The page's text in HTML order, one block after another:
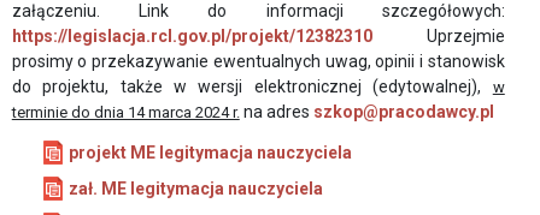
UCHWAŁA
O
SKŁADKACH
BIURA
ZWIĄZKU
załączeniu.
Link do informacji szczegółowych:
https://legislacja.rcl.gov.pl/projekt/12382310
Uprzejmie
prosimy o przekazywanie ewentualnych uwag, opinii i stanowisk
do projektu, także w wersji elektronicznej (edytowalnej), w
terminie do dnia 14 marca 2024 r.na adres szkop@pracodawcy.pl
projekt ME legitymacja nauczyciela
zał. ME legitymacja nauczyciela